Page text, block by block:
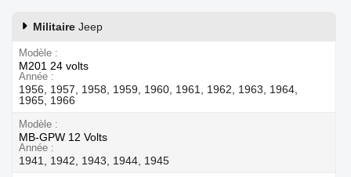
Militaire Jeep
Modèle
M201 24 volts
Année
1956, 1957, 1958, 1959, 1960, 1961, 1962, 1963, 1964,
1965, 1966
Modèle
MB-GPW 12 Volts
Année
1941, 1942, 1943, 1944, 1945